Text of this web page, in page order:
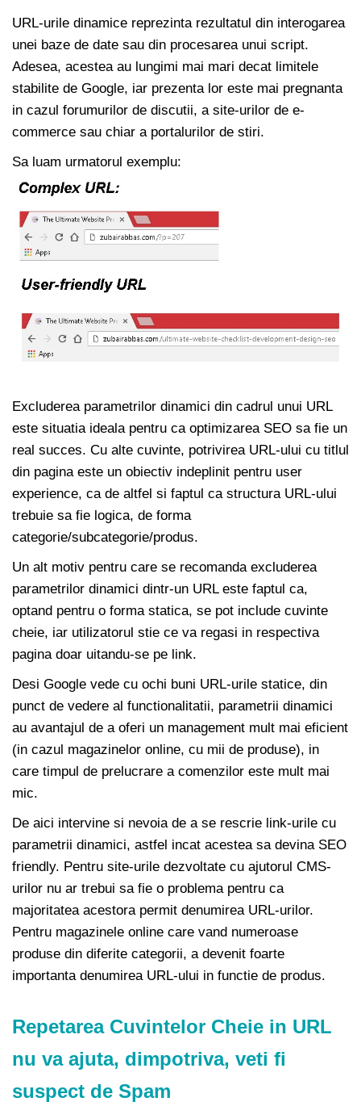
URL-urile dinamice reprezinta rezultatul din interogarea
unei baze de date sau din procesarea unui script.
Adesea, acestea au lungimi mai mari decat limitele
stabilite de Google, iar prezenta lor este mai pregnanta
in cazul forumurilor de discutii, a site-urilor de e-
commerce sau chiar a portalurilor de stiri.
Sa luam urmatorul exemplu:
Excluderea parametrilor dinamici din cadrul unui URL
este situatia ideala pentru ca optimizarea SEO sa fie un
real succes. Cu alte cuvinte, potrivirea URL-ului cu titlul
din pagina este un obiectiv indeplinit pentru user
experience, ca de altfel si faptul ca structura URL-ului
trebuie sa fie logica, de forma
categorie/subcategorie/produs.
Un alt motiv pentru care se recomanda excluderea
parametrilor dinamici dintr-un URL este faptul ca,
optand pentru o forma statica, se pot include cuvinte
cheie, iar utilizatorul stie ce va regasi in respectiva
pagina doar uitandu-se pe link.
Desi Google vede cu ochi buni URL-urile statice, din
punct de vedere al functionalitatii, parametrii dinamici
au avantajul de a oferi un management mult mai eficient
(in cazul magazinelor online, cu mii de produse), in
care timpul de prelucrare a comenzilor este mult mai
mic.
De aici intervine si nevoia de a se rescrie link-urile cu
parametrii dinamici, astfel incat acestea sa devina SEO
friendly. Pentru site-urile dezvoltate cu ajutorul CMS-
urilor nu ar trebui sa fie o problema pentru ca
majoritatea acestora permit denumirea URL-urilor.
Pentru magazinele online care vand numeroase
produse din diferite categorii, a devenit foarte
importanta denumirea URL-ului in functie de produs.
Repetarea Cuvintelor Cheie in URL
nu va ajuta, dimpotriva, veti fi
suspect de Spam